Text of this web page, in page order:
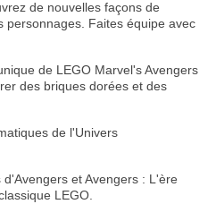
de nouvelles façons de
personnages. Faites équipe avec
de LEGO Marvel's Avengers
des briques dorées et des
de l'Univers
et Avengers : L'ère
LEGO.